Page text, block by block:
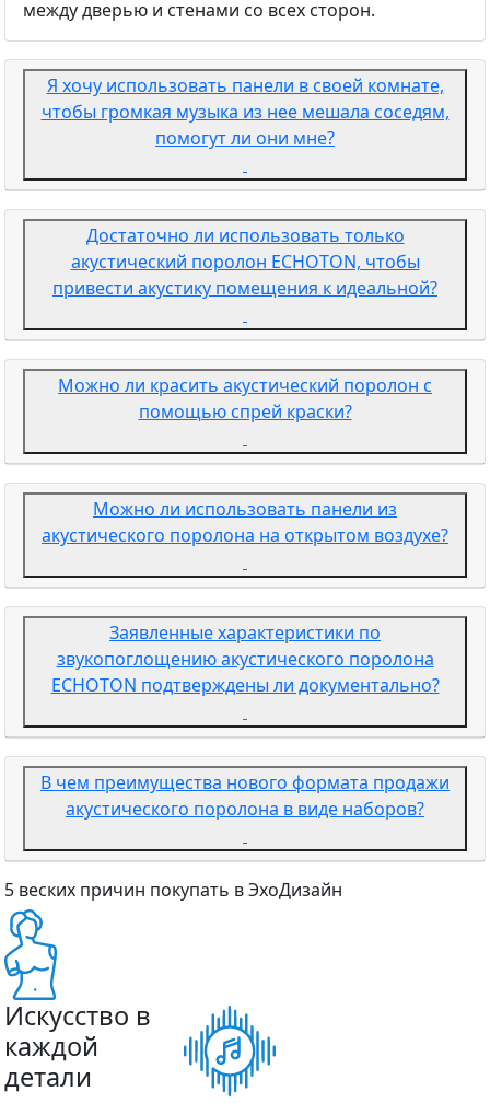
между дверью и стенами со всех сторон.
Я хочу использовать панели в своей комнате,
чтобы громкая музыка из нее мешала соседям,
помогут ли они мне?
Достаточно ли использовать только
акустический поролон ECHOTON, чтобы
привести акустику помещения к идеальной?
Можно ли красить акустический поролон с
помощью спрей краски?
Можно ли использовать панели из
акустического поролона на открытом воздухе?
Заявленные характеристики по
звукопоглощению акустического поролона
ECHOTON подтверждены ли документально?
В чем преимущества нового формата продажи
акустического поролона в виде наборов?
5 веских причин покупать в ЭхоДизайн
Искусство в
каждой
детали